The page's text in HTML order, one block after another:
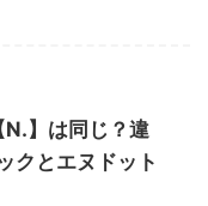
N.】は同じ？違
クとエヌドット